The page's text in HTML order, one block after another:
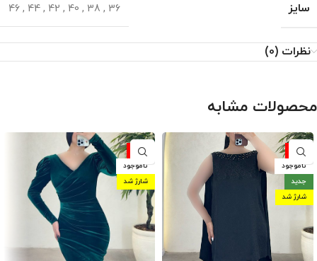
سایز 36
,
38
,
40
,
42
,
44
,
46
نظرات (0)
محصولات مشابه
-10%
ناموجود
جدید
شارژ شد
-10%
ناموجود
شارژ شد